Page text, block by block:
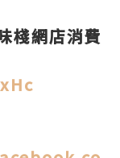
棧網店消費